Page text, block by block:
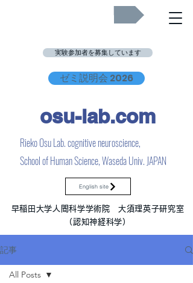
実験参加者を募集しています
osu-lab.com
Rieko Osu Lab. cognitive neuroscience,
School of Human Science, Waseda Univ. JAPAN
English site
早稲田大学人間科学学術院 大須理英子研究室
（認知神経科学）
ゼミ説明会 2026
記事
All Posts